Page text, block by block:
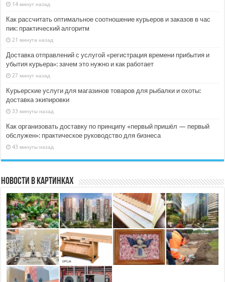
14 минут назад
Как рассчитать оптимальное соотношение курьеров и заказов в час
пик: практический алгоритм
21 минута назад
Доставка отправлений с услугой «регистрация времени прибытия и
убытия курьера»: зачем это нужно и как работает
27 минут назад
Курьерские услуги для магазинов товаров для рыбалки и охоты:
доставка экипировки
33 минуты назад
Как организовать доставку по принципу «первый пришёл — первый
обслужен»: практическое руководство для бизнеса
43 минуты назад
Новости в картинках